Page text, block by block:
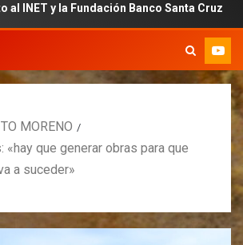
Banco Santa Cruz
MORENO
«hay que generar obras para que
a suceder»